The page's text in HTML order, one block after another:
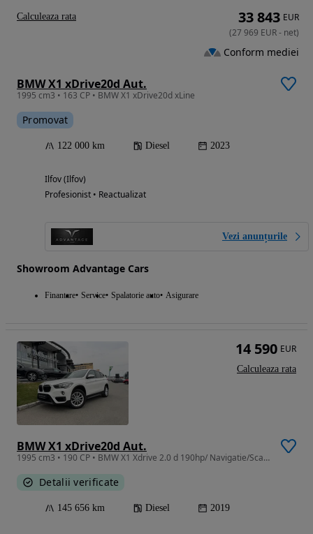
BMW X1 xDrive20d Aut.
1995 cm3 • 163 CP • BMW X1 xDrive20d xLine
Promovat
122 000 km Diesel 2023
Ilfov (Ilfov)
Profesionist • Reactualizat
Vezi anunțurile
Showroom Advantage Cars
Finantare Service Spalatorie auto Asigurare
33 843 EUR
(27 969 EUR- net)
Conform mediei
Calculeaza rata
BMW X1 xDrive20d Aut.
1995 cm3 • 190 CP • BMW X1 Xdrive 2.0 d 190hp/ Navigatie/Scaune incalzite/Senzori parcare
Detalii verificate
145 656 km Diesel 2019
14 590 EUR
Calculeaza rata